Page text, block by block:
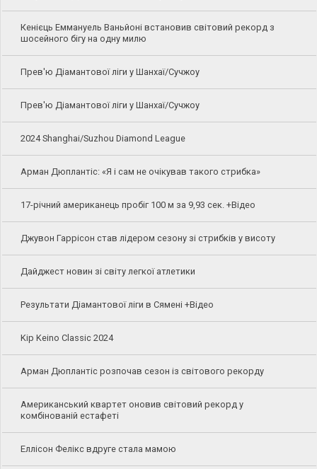
Кенієць Еммануель Ваньйоні встановив світовий рекорд з
шосейного бігу на одну милю
Прев'ю Діамантової ліги у Шанхаї/Сучжоу
Прев'ю Діамантової ліги у Шанхаї/Сучжоу
2024 Shanghai/Suzhou Diamond League
Арман Дюплантіс: «Я і сам не очікував такого стрибка»
17-річний американець пробіг 100 м за 9,93 сек. +Відео
Джувон Гаррісон став лідером сезону зі стрибків у висоту
Дайджест новин зі світу легкої атлетики
Результати Діамантової ліги в Сямені +Відео
Kip Keino Classic 2024
Арман Дюплантіс розпочав сезон із світового рекорду
Американський квартет оновив світовий рекорд у
комбінованій естафеті
Еллісон Фелікс вдруге стала мамою